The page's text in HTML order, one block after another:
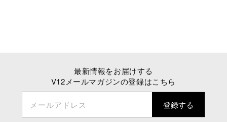
最新情報をお届けする
V12メールマガジンの登録はこちら
メールアドレス 登録する